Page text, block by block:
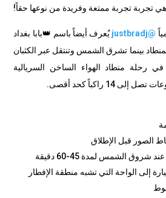
تجربة تجربة ممتعة وفريدة من نوعها حقاً!
@justbradj
يُعرف أيضاً باسم 👑بابا بغداد
بينما تشرق الشمس وتنتقل عبر الكثبان
رحلة منطاد الهواء الساخن السريالية
14 راكباً كحد أقصى.
الصور قبل الإطلاق
الشمس لمدة 45-60 دقيقة
إلى الواحة التي تشبه منطقة الإفطار